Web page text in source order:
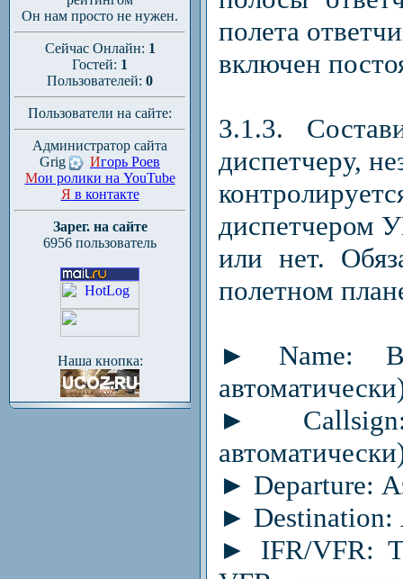
Он нам просто не нужен.
Сейчас Онлайн: 1
Гостей: 1
Пользователей: 0
Пользователи на сайте:
Администратор сайта
Grig
Игорь Роев
Мои ролики на YouTube
Я в контакте
Зарег. на сайте
6956 пользователь
Наша кнопка:
полета
включен
3.1.3.
диспетчеру,
диспетчером
или нет.
полетном
► Name:
►
► Departure:
► Destination:
► IFR/VFR: